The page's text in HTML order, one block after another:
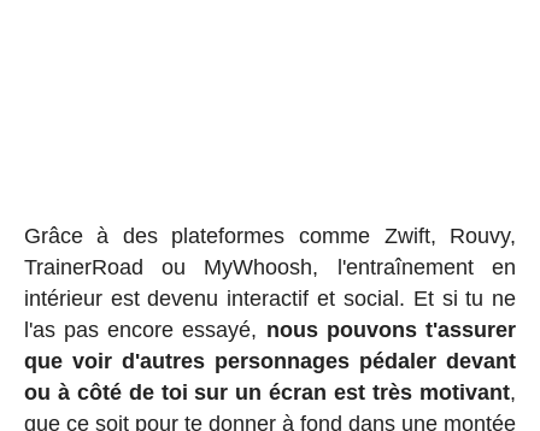
Grâce à des plateformes comme Zwift, Rouvy,
TrainerRoad ou MyWhoosh, l'entraînement en
intérieur est devenu interactif et social. Et si tu ne
l'as pas encore essayé, nous pouvons t'assurer
que voir d'autres personnages pédaler devant
ou à côté de toi sur un écran est très motivant,
que ce soit pour te donner à fond dans une montée